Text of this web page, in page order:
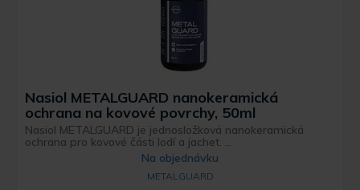
Nasiol METALGUARD nanokeramická
ochrana na kovové povrchy, 50ml
Nasiol METALGUARD je jednosložková nanokeramická
ochrana pro kovové části lodí a jachet. ...
Na objednávku
METALGUARD